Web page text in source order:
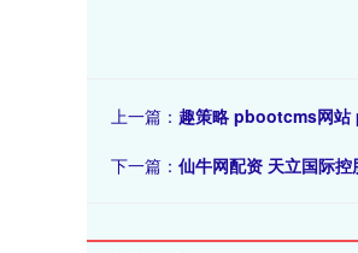
上一篇： 趣策略 pbootcms网站
下一篇： 仙牛网配资 天立国际